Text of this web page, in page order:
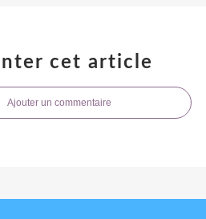
cet article
Ajouter un commentaire